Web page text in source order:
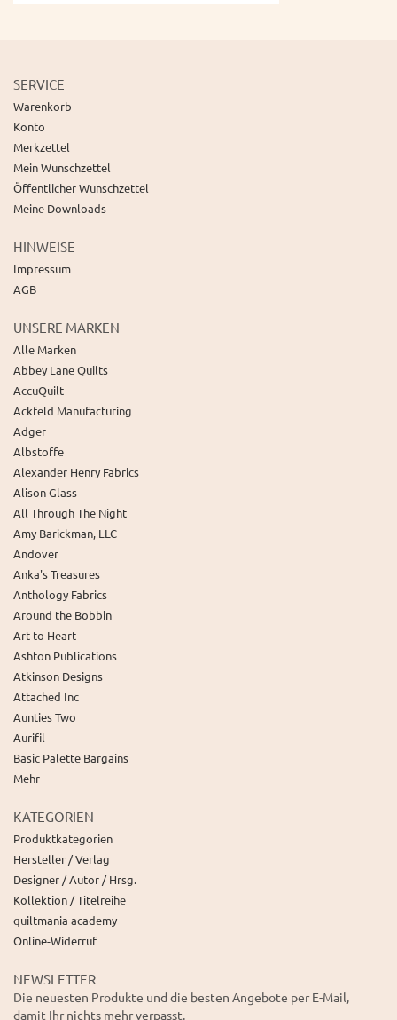
SERVICE
Warenkorb
Konto
Merkzettel
Mein Wunschzettel
Öffentlicher Wunschzettel
Meine Downloads
HINWEISE
Impressum
AGB
UNSERE MARKEN
Alle Marken
Abbey Lane Quilts
AccuQuilt
Ackfeld Manufacturing
Adger
Albstoffe
Alexander Henry Fabrics
Alison Glass
All Through The Night
Amy Barickman, LLC
Andover
Anka's Treasures
Anthology Fabrics
Around the Bobbin
Art to Heart
Ashton Publications
Atkinson Designs
Attached Inc
Aunties Two
Aurifil
Basic Palette Bargains
Mehr
KATEGORIEN
Produktkategorien
Hersteller / Verlag
Designer / Autor / Hrsg.
Kollektion / Titelreihe
quiltmania academy
Online-Widerruf
NEWSLETTER
Die neuesten Produkte und die besten Angebote per E-Mail,
damit Ihr nichts mehr verpasst.